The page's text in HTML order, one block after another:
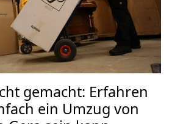
gemacht: Erfahren
ein Umzug von